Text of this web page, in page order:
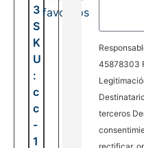
3
S
K
U
:
c
c
-
1
favoritos
45878303
terceros